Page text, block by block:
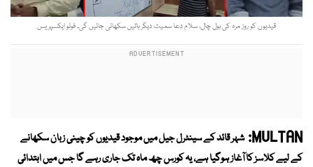
قیدیوں کو روز مرہ کی بول چال، سلام دعا سمیت دیگر باتیں سکھائی جائیں گی۔ فوٹو ایکسپریس
MULTAN: شہر قائد کے سینٹرل جیل میں موجود قیدیوں کو چینی زبان سکھانے
کے لیے کلاسز کا آغاز ہوگیا ہے، یہ کورس چھ ماہ تک جاری رہے گا جس میں ابتدائی